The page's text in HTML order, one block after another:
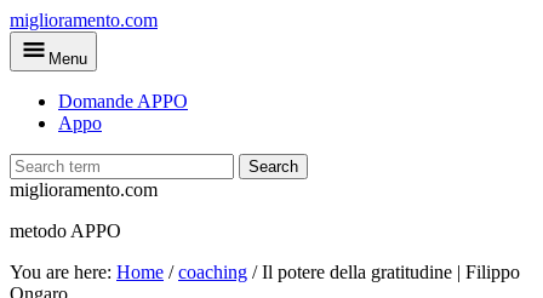
Skip
to
main
miglioramento.com
Menu
Domande APPO
Appo
Search
miglioramento.com
metodo APPO
You are here: Home /coaching /Il potere della gratitudine | Filippo
Ongaro